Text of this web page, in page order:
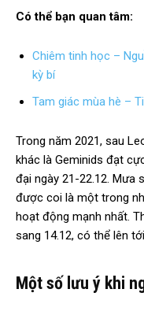
Có thể bạn quan tâm:
Chiêm tinh học –
kỳ bí
Tam giác mùa hè –
Trong năm 2021, sau
khác là Geminids đạt
đại ngày 21-22.12. Mưa
được coi là một trong
hoạt động mạnh nhất.
sang 14.12, có thể lên
Một số lưu ý khi